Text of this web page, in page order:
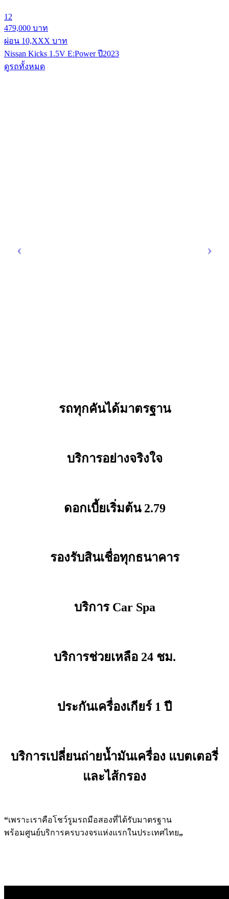
12
479,000 บาท
ผ่อน 10,XXX บาท
Nissan Kicks 1.5V E:Power ปี2023
ดูรถทั้งหมด
รถทุกคันได้มาตรฐาน
บริการอย่างจริงใจ
ดอกเบี้ยเริ่มต้น 2.79
รองรับสินเชื่อทุกธนาคาร
บริการ Car Spa
บริการช่วยเหลือ 24 ชม.
ประกันเครื่องเกียร์ 1 ปี
บริการเปลี่ยนถ่ายน้ำมันเครื่อง แบตเตอรี่
และไส้กรอง
“เพราะเราคือโชว์รูมรถมือสองที่ได้รับมาตรฐาน
พร้อมศูนย์บริการครบวงจรแห่งแรกในประเทศไทย„